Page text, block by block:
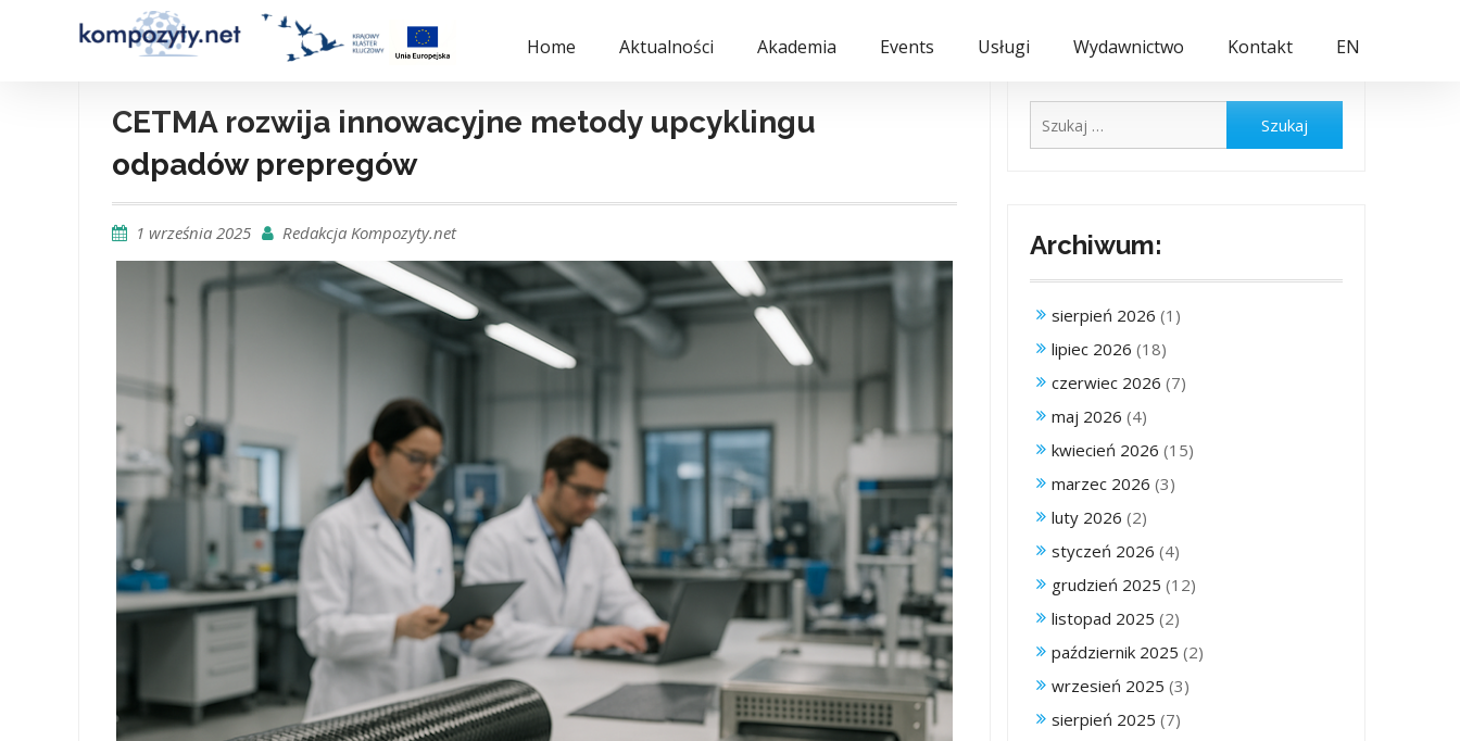
Home Aktualności Akademia Events Usługi Wydawnictwo Kontakt EN
CETMA rozwija innowacyjne metody upcyklingu
odpadów prepregów
1 września 2025 Redakcja Kompozyty.net Archiwum:
sierpień 2026 (1)
lipiec 2026 (18)
czerwiec 2026 (7)
maj 2026 (4)
kwiecień 2026 (15)
marzec 2026 (3)
luty 2026 (2)
styczeń 2026 (4)
grudzień 2025 (12)
listopad 2025 (2)
październik 2025 (2)
wrzesień 2025 (3)
sierpień 2025 (7)